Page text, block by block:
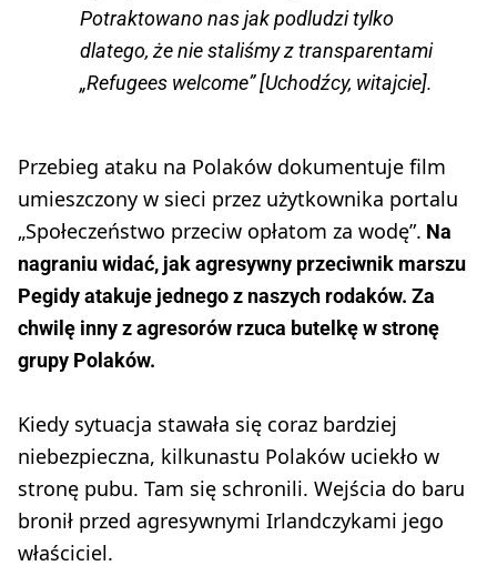
Potraktowano nas jak podludzi tylko
dlatego, że nie staliśmy z transparentami
„Refugees welcome” [Uchodźcy, witajcie].
Przebieg ataku na Polaków dokumentuje film
umieszczony w sieci przez użytkownika portalu
„Społeczeństwo przeciw opłatom za wodę”. Na
nagraniu widać, jak agresywny przeciwnik marszu
Pegidy atakuje jednego z naszych rodaków. Za
chwilę inny z agresorów rzuca butelkę w stronę
grupy Polaków.
Kiedy sytuacja stawała się coraz bardziej
niebezpieczna, kilkunastu Polaków uciekło w
stronę pubu. Tam się schronili. Wejścia do baru
bronił przed agresywnymi Irlandczykami jego
właściciel.